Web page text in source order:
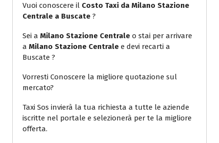
Vuoi conoscere il Costo Taxi da Milano Stazione
Centrale a Buscate ?
Sei a Milano Stazione Centrale o stai per arrivare
a Milano Stazione Centrale e devi recarti a
Buscate ?
Vorresti Conoscere la migliore quotazione sul
mercato?
Taxi Sos invierà la tua richiesta a tutte le aziende
iscritte nel portale e selezionerà per te la migliore
offerta.